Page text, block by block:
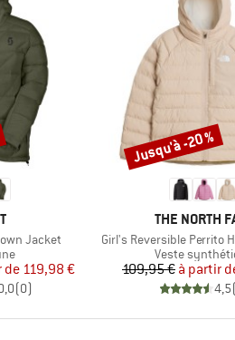
Jacket
réduit
de 119,98 €
(0)
MARQUE
THE NORTH
Article
Girl's Reversible Perrito
Product group
Veste
Prix
109,95 € Prix
à partir
4,5(
Remise
Jusqu'à -20 %